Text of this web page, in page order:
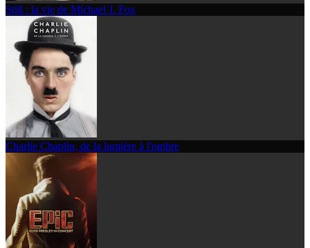
Still : la vie de Michael J. Fox
Charlie Chaplin, de la lumière à l'ombre